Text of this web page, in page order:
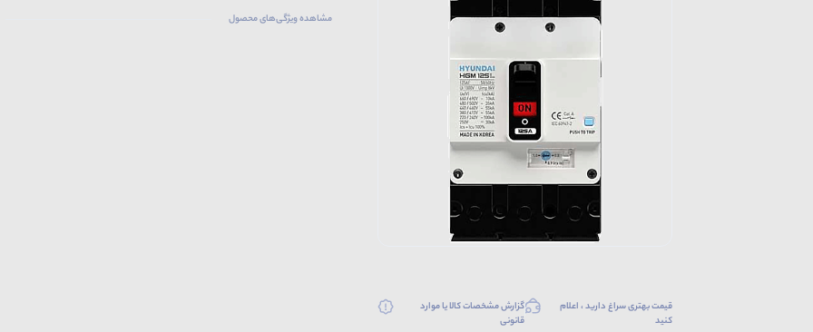
قیمت بهتری سراغ دارید ، اعلام
کنید
گزارش مشخصات کالا یا موارد
قانونی
مشاهده ویژگی‌های محصول